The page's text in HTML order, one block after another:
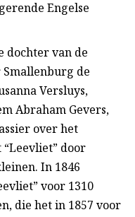
Engelse
dochter van de
de
Versluys,
Abraham Gevers,
over het
door
In 1846
voor 1310
die het in 1857 voor